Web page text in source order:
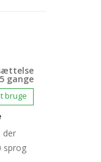
gange
bruge
der
sprog